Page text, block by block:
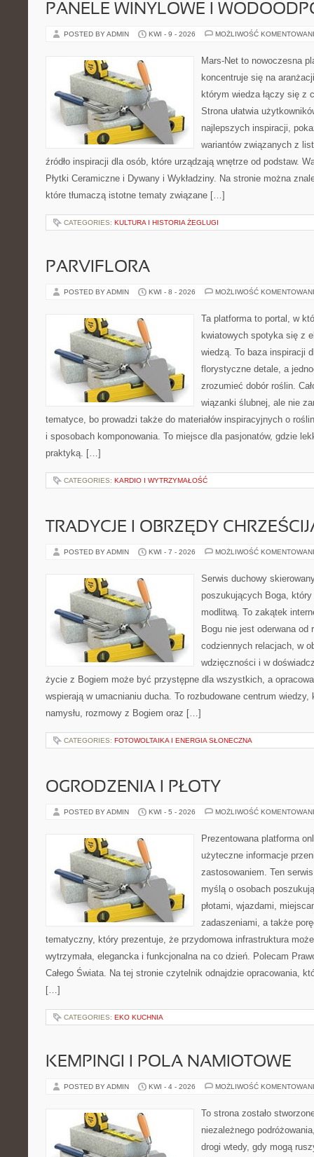
PANELE WINYLOWE I
POSTED BY ADMIN KWI - 9 - 2026 MOŻLIWOŚĆ
Mars-Net to nowoczesna
koncentruje się na
którym wiedza łączy się z
Strona ułatwia
najlepszych inspiracji,
wariantów związanych z
źródło inspiracji dla osób, które urządzają wnętrze od podstaw.
Płytki Ceramiczne i Dywany i Wykładziny. Na stronie można
które tłumaczą istotne tematy związane […]
CATEGORIES: KULTURA I HISTORIA ŻEGLUGI
PARVIFLORA
POSTED BY ADMIN KWI - 8 - 2026 MOŻLIWOŚĆ
Ta platforma to portal, w
kwiatowych spotyka się z
wiedzą. To baza inspiracji
florystyczne detale, a
zrozumieć dobór roślin.
wiązanki ślubnej, ale nie
tematyce, bo prowadzi także do materiałów inspiracyjnych o
i sposobach komponowania. To miejsce dla pasjonatów, gdzie
praktyką. […]
CATEGORIES: KARDIO I WYTRZYMAŁOŚĆ
TRADYCJE I OBRZĘDY
POSTED BY ADMIN KWI - 7 - 2026 MOŻLIWOŚĆ
Serwis duchowy
poszukujących Boga,
modlitwą. To zakątek
Bogu nie jest oderwana
codziennych relacjach, w
wdzięczności i w
życie z Bogiem może być przystępne dla wszystkich, a
wspierają w umacnianiu ducha. To rozbudowane centrum wiedzy,
namysłu, rozmowy z Bogiem oraz […]
CATEGORIES: FOTOWOLTAIKA I ENERGIA SŁONECZNA
OGRODZENIA I PŁOTY
POSTED BY ADMIN KWI - 5 - 2026 MOŻLIWOŚĆ
Prezentowana platforma
użyteczne informacje
zastosowaniem. Ten
myślą o osobach
płotami, wjazdami,
zadaszeniami, a także
tematyczny, który prezentuje, że przydomowa infrastruktura
wytrzymała, elegancka i funkcjonalna na co dzień. Polecam
Całego Świata. Na tej stronie czytelnik odnajdzie opracowania,
[…]
CATEGORIES: EKO KUCHNIA
KEMPINGI I POLA NAMIOTOWE
POSTED BY ADMIN KWI - 4 - 2026 MOŻLIWOŚĆ
To strona zostało
niezależnego
drogi wtedy, gdy mogą